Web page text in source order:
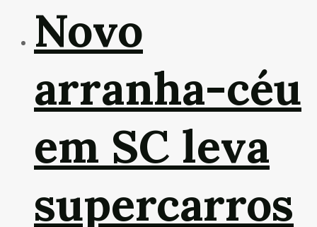
Novo
arranha-céu
em SC leva
supercarros